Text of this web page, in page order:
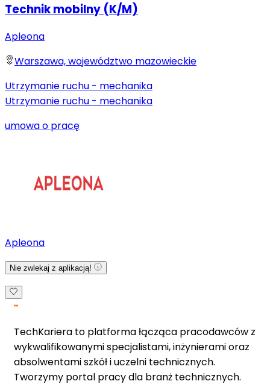
Technik mobilny (K/M)
Apleona
Warszawa, województwo mazowieckie
Utrzymanie ruchu - mechanika
Utrzymanie ruchu - mechanika
umowa o pracę
Apleona
Nie zwlekaj z aplikacją!
TechKariera to platforma łącząca pracodawców z
wykwalifikowanymi specjalistami, inżynierami oraz
absolwentami szkół i uczelni technicznych.
Tworzymy portal pracy dla branż technicznych.